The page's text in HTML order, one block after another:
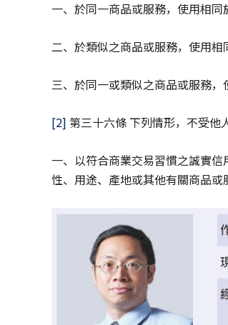
一、於同一商品或服務，使用相同
二、於類似之商品或服務，使用
三、於同一或類似之商品或服務
[2] 第三十六條 下列情形，不受他
一、以符合商業交易習慣之誠實
性、用途、產地或其他有關商品或